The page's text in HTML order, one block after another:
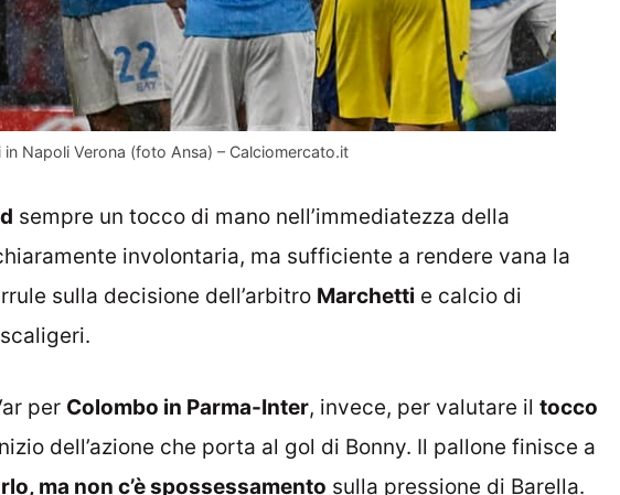
Napoli Verona (foto Ansa) – Calciomercato.it
sempre un tocco di mano nell’immediatezza della
involontaria, ma sufficiente a rendere vana la
sulla decisione dell’arbitro Marchetti e calcio di
per Colombo in Parma-Inter, invece, per valutare il tocco
dell’azione che porta al gol di Bonny. Il pallone finisce a
ma non c’è spossessamento sulla pressione di Barella.